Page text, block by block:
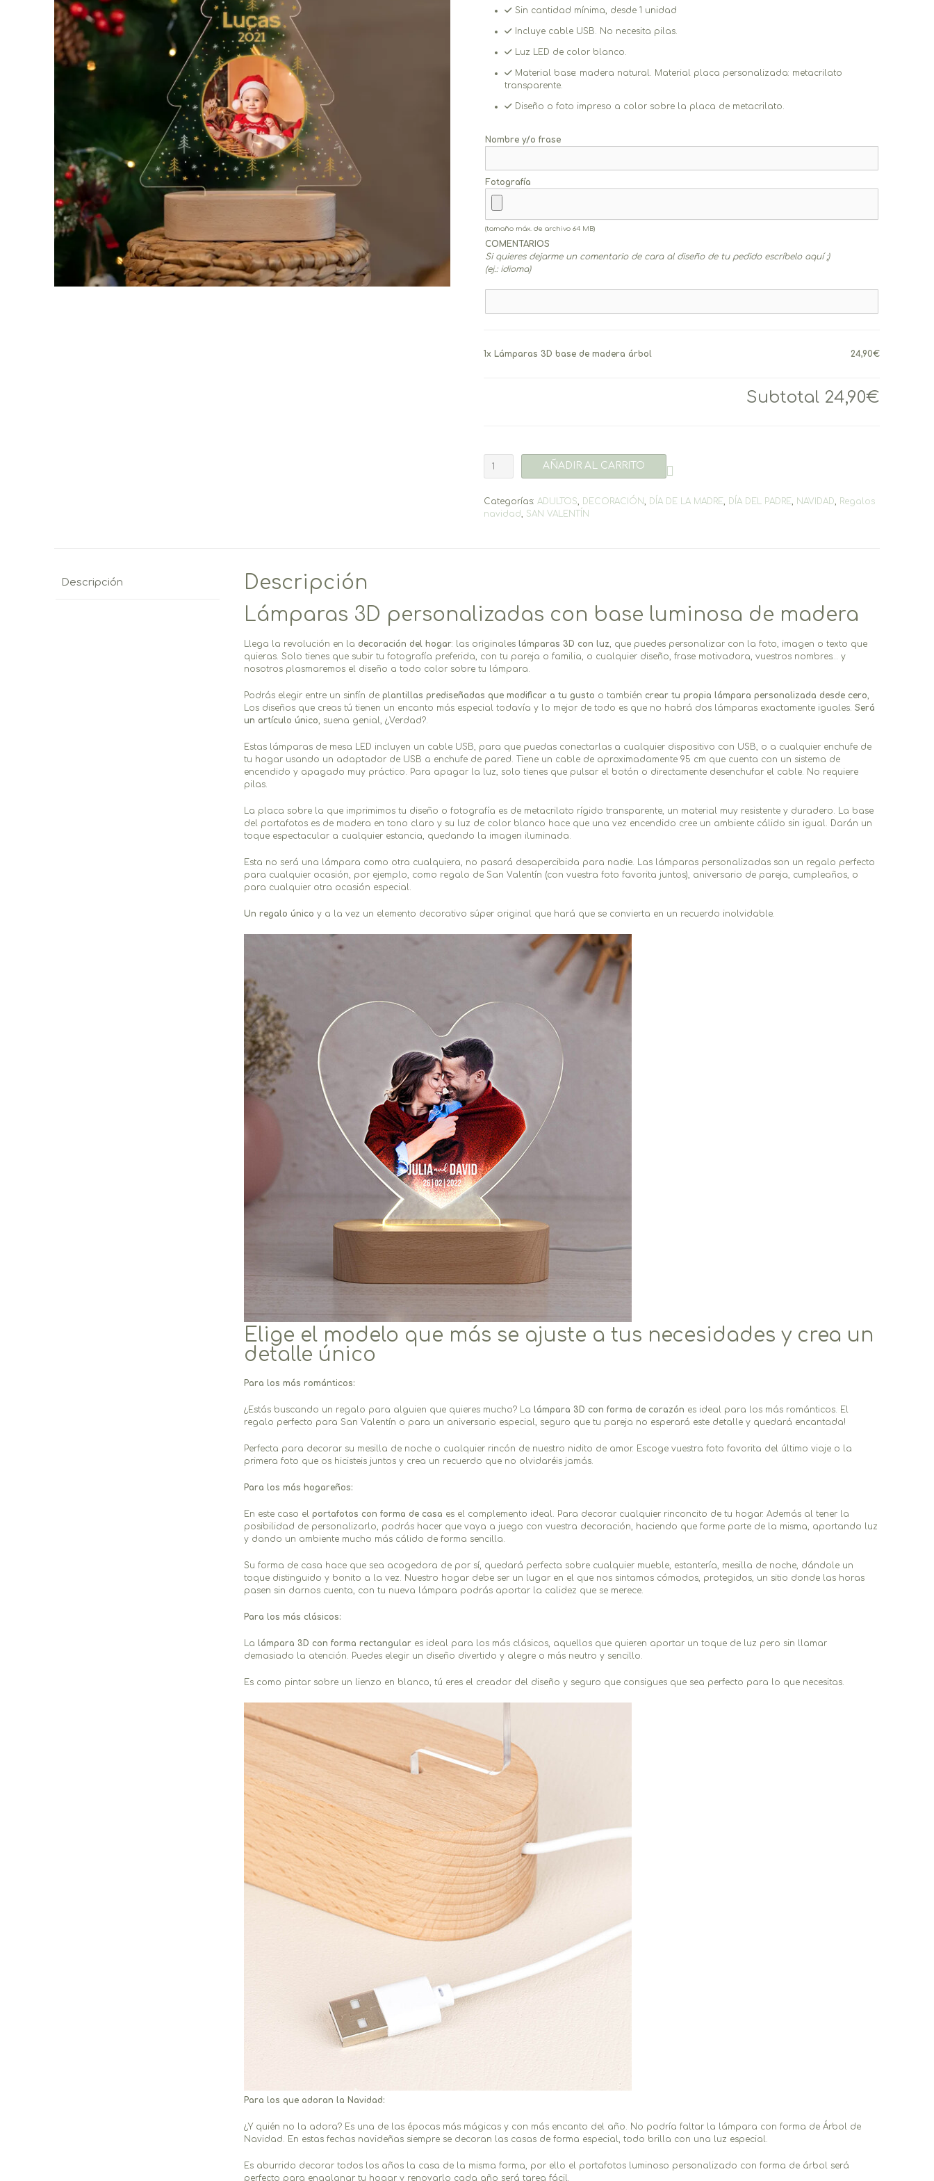
Sin cantidad mínima, desde 1 unidad
Incluye cable USB. No necesita pilas.
Luz LED de color blanco.
Material base: madera natural. Material placa personalizada: metacrilato
transparente.
Diseño o foto impreso a color sobre la placa de metacrilato.
Nombre y/o frase
Fotografía
(tamaño máx. de archivo 64 MB)
COMENTARIOS
Si quieres dejarme un comentario de cara al diseño de tu pedido escríbelo aquí ;)
(ej.: idioma)
1x Lámparas 3D base de madera árbol 24,90€
Subtotal 24,90€
3D
de
madera
AÑADIR AL CARRITO
Categorías: ADULTOS, DECORACIÓN, DÍA DE LA MADRE, DÍA DEL PADRE, NAVIDAD, Regalos
navidad, SAN VALENTÍN
Descripción
Descripción
Lámparas 3D personalizadas con base luminosa de madera
Llega la revolución en la decoración del hogar: las originales lámparas 3D con luz , que puedes personalizar con la foto, imagen o texto que
quieras. Solo tienes que subir tu fotografía preferida, con tu pareja o familia, o cualquier diseño, frase motivadora, vuestros nombres… y
nosotros plasmaremos el diseño a todo color sobre tu lámpara.
Podrás elegir entre un sinfín deplantillas prediseñadas que modificar a tu gusto o también crear tu propia lámpara personalizada desde cero
Los diseños que creas tú tienen un encanto más especial todavía y lo mejor de todo es que no habrá dos lámparas exactamente iguales.Será
un artículo único , suena genial, ¿Verdad?.
Estas lámparas de mesa LED incluyen un cable USB, para que puedas conectarlas a cualquier dispositivo con USB, o a cualquier enchufe de
tu hogar usando un adaptador de USB a enchufe de pared. Tiene un cable de aproximadamente 95 cm que cuenta con un sistema de
encendido y apagado muy práctico. Para apagar la luz, solo tienes que pulsar el botón o directamente desenchufar el cable. No requiere
pilas.
La placa sobre la que imprimimos tu diseño o fotografía es de metacrilato rígido transparente, un material muy resistente y duradero. La base
del portafotos es de madera en tono claro y su luz de color blanco hace que una vez encendido cree un ambiente cálido sin igual. Darán un
toque espectacular a cualquier estancia, quedando la imagen iluminada.
Esta no será una lámpara como otra cualquiera, no pasará desapercibida para nadie. Las lámparas personalizadas son un regalo perfecto
para cualquier ocasión, por ejemplo, como regalo de San Valentín (con vuestra foto favorita juntos), aniversario de pareja, cumpleaños, o
para cualquier otra ocasión especial.
Un regalo único y a la vez un elemento decorativo súper original que hará que se convierta en un recuerdo inolvidable.
Elige el modelo que más se ajuste a tus necesidades y crea un
detalle único
Para los más románticos:
¿Estás buscando un regalo para alguien que quieres mucho? Lalámpara 3D con forma de corazón es ideal para los más románticos. El
regalo perfecto para San Valentín o para un aniversario especial, seguro que tu pareja no esperará este detalle y quedará encantada!
Perfecta para decorar su mesilla de noche o cualquier rincón de nuestro nidito de amor. Escoge vuestra foto favorita del último viaje o la
primera foto que os hicisteis juntos y crea un recuerdo que no olvidaréis jamás.
Para los más hogareños:
En este caso elportafotos con forma de casa es el complemento ideal. Para decorar cualquier rinconcito de tu hogar. Además al tener la
posibilidad de personalizarlo, podrás hacer que vaya a juego con vuestra decoración, haciendo que forme parte de la misma, aportando luz
y dando un ambiente mucho más cálido de forma sencilla.
Su forma de casa hace que sea acogedora de por sí, quedará perfecta sobre cualquier mueble, estantería, mesilla de noche, dándole un
toque distinguido y bonito a la vez. Nuestro hogar debe ser un lugar en el que nos sintamos cómodos, protegidos, un sitio donde las horas
pasen sin darnos cuenta, con tu nueva lámpara podrás aportar la calidez que se merece.
Para los más clásicos:
Lalámpara 3D con forma rectangular es ideal para los más clásicos, aquellos que quieren aportar un toque de luz pero sin llamar
demasiado la atención. Puedes elegir un diseño divertido y alegre o más neutro y sencillo.
Es como pintar sobre un lienzo en blanco, tú eres el creador del diseño y seguro que consigues que sea perfecto para lo que necesitas.
Para los que adoran la Navidad:
¿Y quién no la adora? Es una de las épocas más mágicas y con más encanto del año. No podría faltar la lámpara con forma de Árbol de
Navidad. En estas fechas navideñas siempre se decoran las casas de forma especial, todo brilla con una luz especial.
Es aburrido decorar todos los años la casa de la misma forma, por ello el portafotos luminoso personalizado con forma de árbol será
perfecto para engalanar tu hogar y renovarlo cada año será tarea fácil.